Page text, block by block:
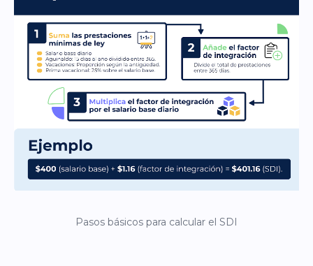
Pasos básicos para calcular el SDI